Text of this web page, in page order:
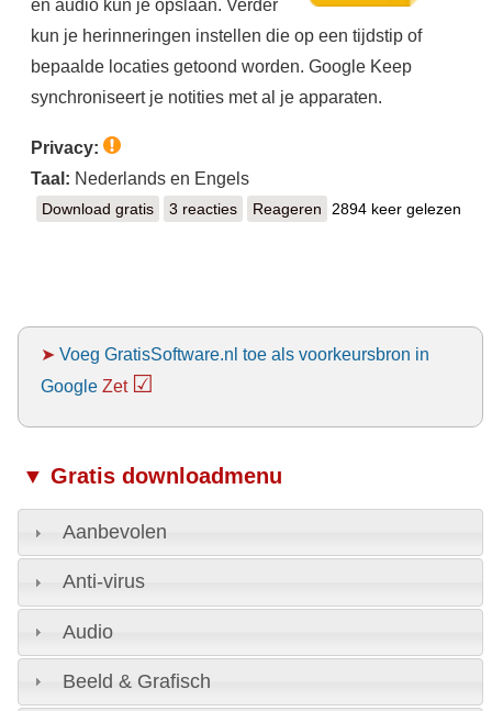
en audio kun je opslaan. Verder
kun je herinneringen instellen die op een tijdstip of
bepaalde locaties getoond worden. Google Keep
synchroniseert je notities met al je apparaten.
Privacy:
Taal: Nederlands en Engels
Download gratis Google Keep
3 reacties Reageren 2894 keer gelezen
➤ Voeg GratisSoftware.nl toe als voorkeursbron in
Google Zet ☑
▼ Gratis downloadmenu
Aanbevolen
Anti-virus
Audio
Beeld & Grafisch